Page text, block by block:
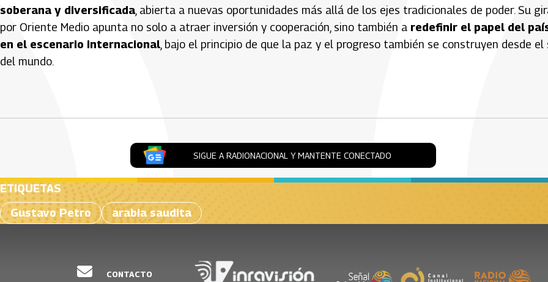
soberana y diversificada , abierta a nuevas oportunidades más allá de los ejes tradicionales de poder. Su
por Oriente Medio apunta no solo a atraer inversión y cooperación, sino también a redefinir el papel del
en el escenario internacional , bajo el principio de que la paz y el progreso también se construyen desde el
del mundo.
SIGUE A RADIONACIONAL Y MANTENTE CONECTADO
ETIQUETAS
Gustavo Petro
arabia saudita
CONTACTO